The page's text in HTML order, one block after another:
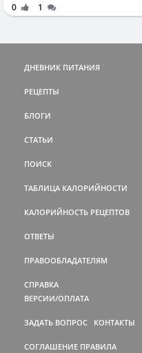
0 1
ДНЕВНИК ПИТАНИЯ
РЕЦЕПТЫ
БЛОГИ
СТАТЬИ
ПОИСК
ТАБЛИЦА КАЛОРИЙНОСТИ
КАЛОРИЙНОСТЬ РЕЦЕПТОВ
ОТВЕТЫ
ПРАВООБЛАДАТЕЛЯМ
СПРАВКА
ВЕРСИИ/ОПЛАТА
ЗАДАТЬ ВОПРОС КОНТАКТЫ
СОГЛАШЕНИЕ ПРАВИЛА